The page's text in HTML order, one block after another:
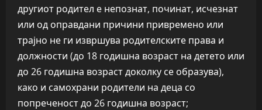
другиот родител е непознат, починат, исчезнат
или од оправдани причини привремено или
трајно не ги извршува родителските права и
должности (до 18 годишна возраст на детето или
до 26 годишна возраст доколку се образува),
како и самохрани родители на деца со
попреченост до 26 годишна возраст;